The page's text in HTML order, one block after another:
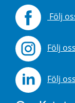
Följ
Följ
Följ